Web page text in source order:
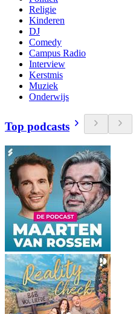
Religie
Kinderen
DJ
Comedy
Campus Radio
Interview
Kerstmis
Muziek
Onderwijs
Top podcasts